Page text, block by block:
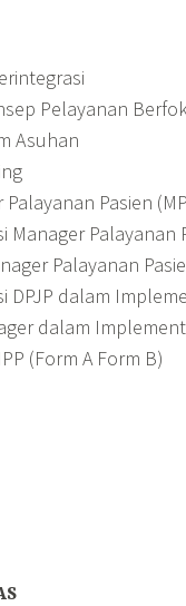
Pelayanan
Asuhan
Pasien
Manager Palayanan
Palayanan
DPJP dalam
dalam
(Form A Form B)